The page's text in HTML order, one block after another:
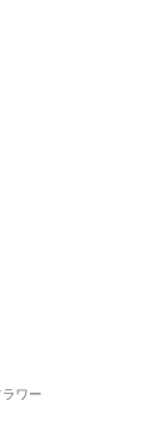
ワー